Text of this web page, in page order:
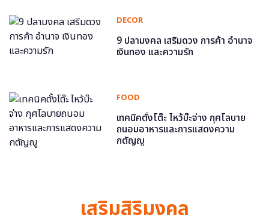
DECOR
9 ปลามงคล เสริมดวง การค้า อำนาจ
เงินทอง และความรัก
FOOD
เทคนิคตั้งโต๊ะ ไหว้บ๊ะจ่าง กุศโลบาย
ถนอมอาหารและการแสดงความ
กตัญญู
เสริมสิริมงคล